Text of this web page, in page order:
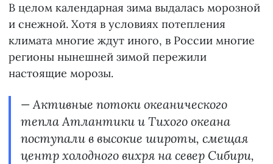
В целом календарная зима выдалась морозной
и снежной. Хотя в условиях потепления
климата многие ждут иного, в России многие
регионы нынешней зимой пережили
настоящие морозы.
— Активные потоки океанического
тепла Атлантики и Тихого океана
поступали в высокие широты, смещая
центр холодного вихря на север Сибири,